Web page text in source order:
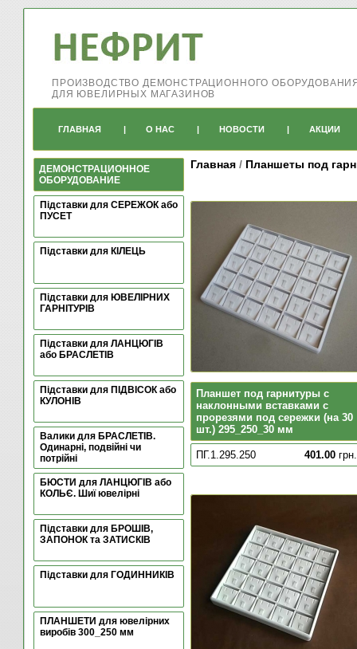
ПРОИЗВОДСТВО ДЕМОНСТРАЦИОННОГО
ДЛЯ ЮВЕЛИРНЫХ МАГАЗИНОВ
ГЛАВНАЯ | О НАС | НОВОСТИ | АКЦИИ
ДЕМОНСТРАЦИОННОЕ
ОБОРУДОВАНИЕ
Підставки для СЕРЕЖОК або
ПУСЕТ
Підставки для КІЛЕЦЬ
Підставки для ЮВЕЛІРНИХ
ГАРНІТУРІВ
Підставки для ЛАНЦЮГІВ
або БРАСЛЕТІВ
Підставки для ПІДВІСОК або
КУЛОНІВ
Валики для БРАСЛЕТІВ.
Одинарні, подвійні чи
потрійні
БЮСТИ для ЛАНЦЮГІВ або
КОЛЬЄ. Шиї ювелірні
Підставки для БРОШІВ,
ЗАПОНОК та ЗАТИСКІВ
Підставки для ГОДИННИКІВ
ПЛАНШЕТИ для ювелірних
виробів 300_250 мм
Главная / Планшеты под
Планшет под гарнитуры с
наклонными вставками с
прорезями под сережки (на 30
шт.) 295_250_30 мм
401.00 грн.
ПГ.1.295.250